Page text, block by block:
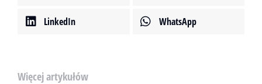
LinkedIn WhatsApp
Więcej artykułów